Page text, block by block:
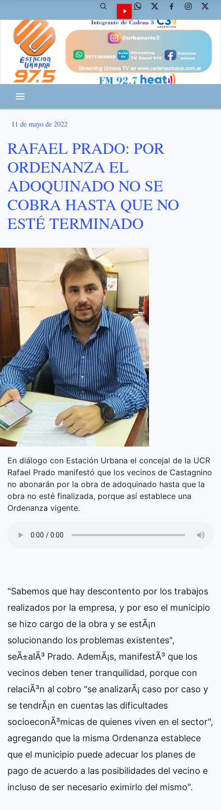
11 de mayo de 2022
RAFAEL PRADO: POR
ORDENANZA EL
ADOQUINADO NO SE
COBRA HASTA QUE NO
ESTÉ TERMINADO
En diálogo con Estación Urbana el concejal de la UCR
Rafael Prado manifestó que los vecinos de Castagnino
no abonarán por la obra de adoquinado hasta que la
obra no esté finalizada, porque así establece una
Ordenanza vigente.
"Sabemos que hay descontento por los trabajos
realizados por la empresa, y por eso el municipio
se hizo cargo de la obra y se estÃ¡n
solucionando los problemas existentes",
seÃ±alÃ³ Prado. AdemÃ¡s, manifestÃ³ que los
vecinos deben tener tranquilidad, porque con
relaciÃ³n al cobro "se analizarÃ¡ caso por caso y
se tendrÃ¡n en cuentas las dificultades
socioeconÃ³micas de quienes viven en el sector",
agregando que la misma Ordenanza establece
que el municipio puede adecuar los planes de
pago de acuerdo a las posibilidades del vecino e
incluso de ser necesario eximirlo del mismo".